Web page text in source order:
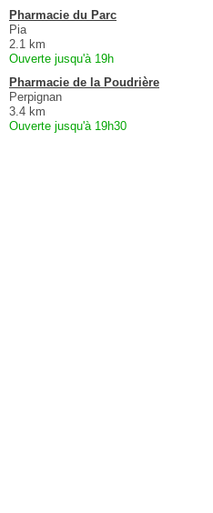
Pharmacie du Parc
Pia
2.1 km
Ouverte jusqu'à 19h
Pharmacie de la Poudrière
Perpignan
3.4 km
Ouverte jusqu'à 19h30